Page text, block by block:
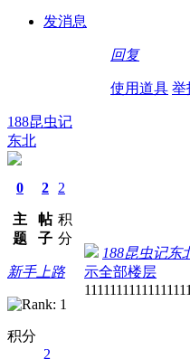
发消息
回复
使用道具 举
188昆虫记
东北
0
主
题
2
帖
子
2
积
分
新手上路
积分
2
188昆虫记东
示全部楼层